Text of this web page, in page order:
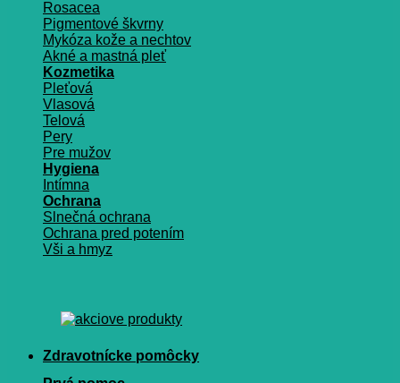
Rosacea
Pigmentové škvrny
Mykóza kože a nechtov
Akné a mastná pleť
Kozmetika
Pleťová
Vlasová
Telová
Pery
Pre mužov
Hygiena
Intímna
Ochrana
Slnečná ochrana
Ochrana pred potením
Vši a hmyz
Zdravotnícke pomôcky